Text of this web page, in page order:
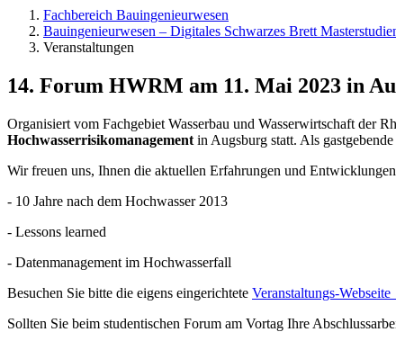
Fachbereich Bauingenieurwesen
Bauingenieurwesen – Digitales Schwarzes Brett
Veranstaltungen
14. Forum HWRM am 11. Mai 2023 in
Organisiert vom Fachgebiet Wasserbau und Wasserwirtschaft der
Hochwasserrisikomanagement in Augsburg statt. Als
Wir freuen uns, Ihnen die aktuellen Erfahrungen und
- 10 Jahre nach dem Hochwasser 2013
- Lessons learned
- Datenmanagement im Hochwasserfall
Besuchen Sie bitte die eigens eingerichtete Veranstaltungs-Webseite
Sollten Sie beim studentischen Forum am Vortag Ihre